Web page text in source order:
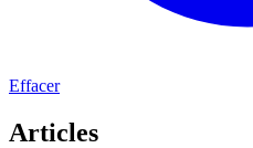
Effacer
Articles